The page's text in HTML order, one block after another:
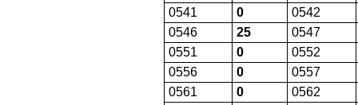
0541
0
0542
0546
25
0547
0551
0
0552
0556
0
0557
0561
0
0562